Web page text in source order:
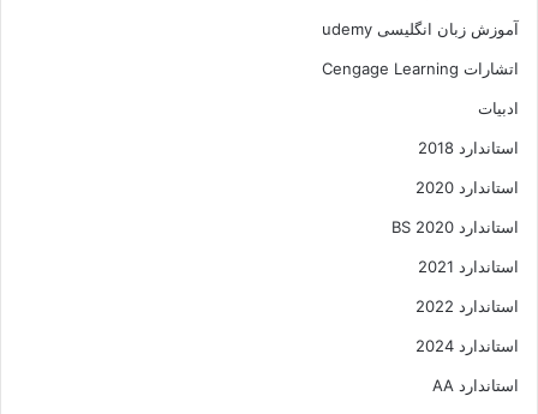
آموزش زبان انگلیسی udemy
اتشارات Cengage Learning
ادبیات
استاندارد 2018
استاندارد 2020
استاندارد 2020 BS
استاندارد 2021
استاندارد 2022
استاندارد 2024
استاندارد AA